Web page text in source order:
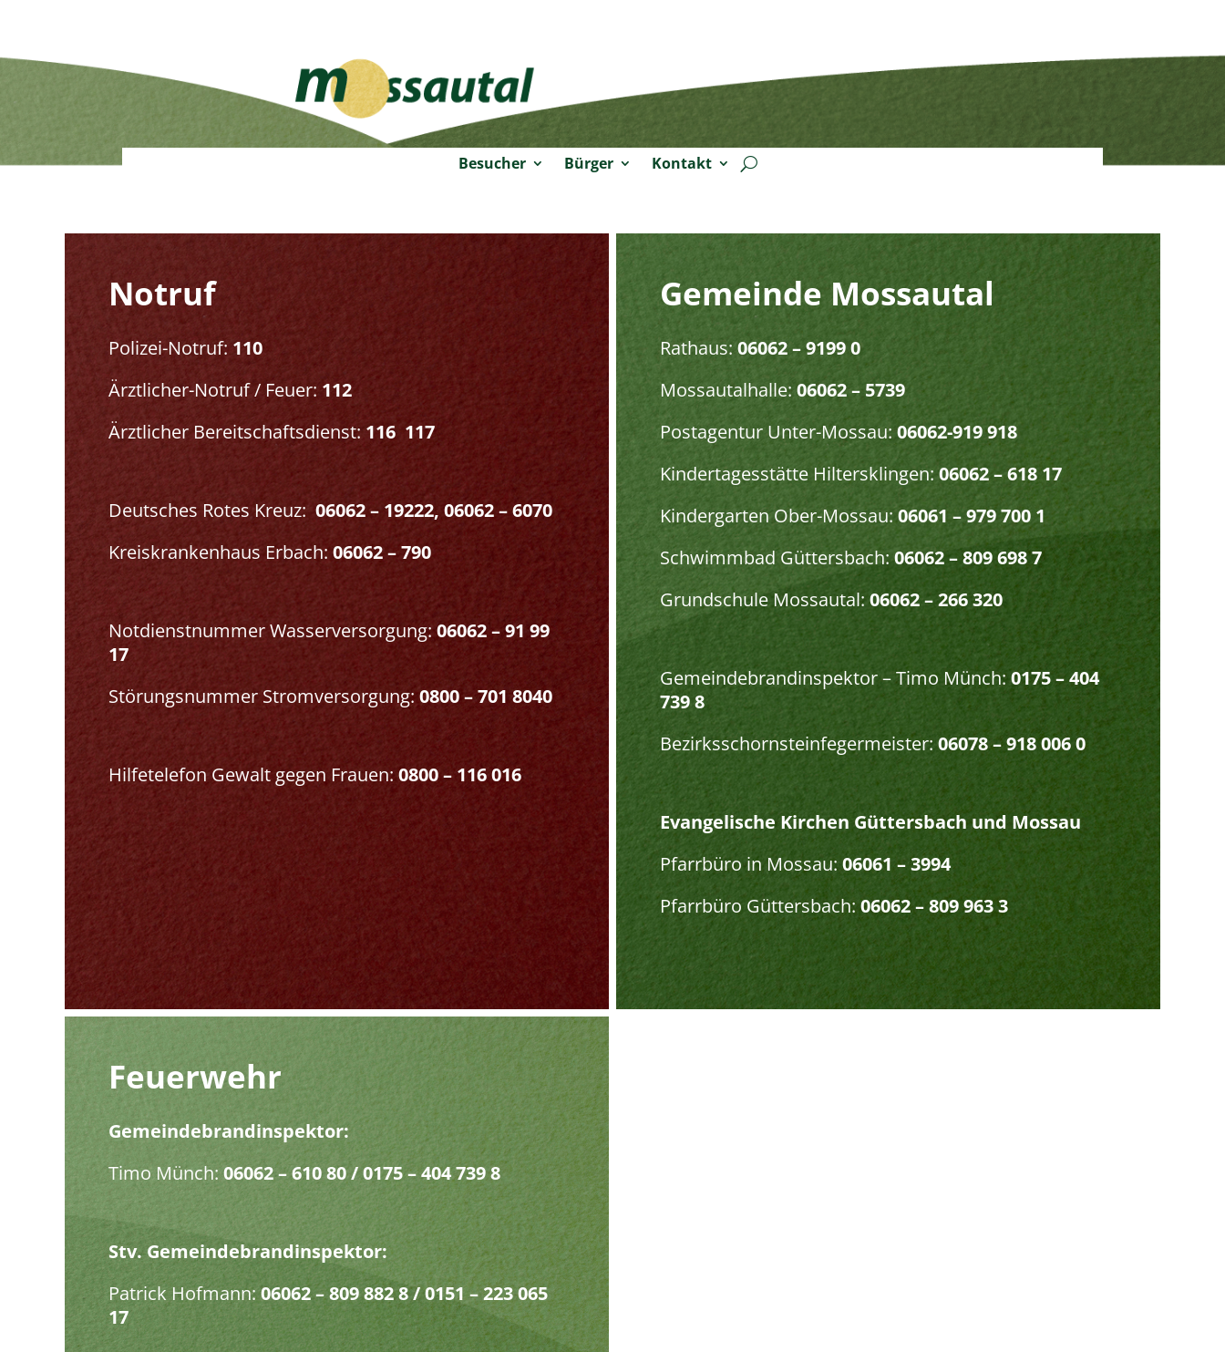
Besucher Bürger Kontakt
Notruf
Polizei-Notruf: 110
Ärztlicher-Notruf / Feuer: 112
Ärztlicher Bereitschaftsdienst: 116 117
Deutsches Rotes Kreuz: 06062 – 19222, 06062 – 6070
Kreiskrankenhaus Erbach: 06062 – 790
Notdienstnummer Wasserversorgung: 06062 – 91 99
17
Störungsnummer Stromversorgung:0800 – 701 8040
Hilfetelefon Gewalt gegen Frauen: 0800 – 116 016
Gemeinde Mossautal
Rathaus: 06062 – 9199 0
Mossautalhalle:06062 – 5739
Postagentur Unter-Mossau: 06062-919 918
Kindertagesstätte Hiltersklingen: 06062 – 618 17
Kindergarten Ober-Mossau: 06061 – 979 700 1
Schwimmbad Güttersbach:06062 – 809 698 7
Grundschule Mossautal: 06062 – 266 320
Gemeindebrandinspektor – Timo Münch:0175 – 404
739 8
Bezirksschornsteinfegermeister: 06078 – 918 006 0
Evangelische Kirchen Güttersbach und Mossau
Pfarrbüro in Mossau: 06061 – 3994
Pfarrbüro Güttersbach:06062 – 809 963 3
Feuerwehr
Gemeindebrandinspektor:
Timo Münch: 06062 – 610 80/0175 – 404 739 8
Stv. Gemeindebrandinspektor:
Patrick Hofmann:06062 – 809 882 8 / 0151 – 223 065
17